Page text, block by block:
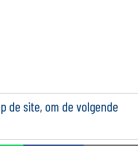
de site, om de volgende